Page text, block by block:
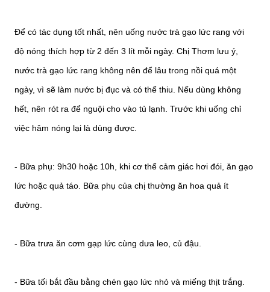
Để có tác dụng tốt nhất, nên uống nước trà gạo lức rang với
độ nóng thích hợp từ 2 đến 3 lít mỗi ngày. Chị Thơm lưu ý,
nước trà gạo lức rang không nên để lâu trong nồi quá một
ngày, vì sẽ làm nước bị đục và có thể thiu. Nếu dùng không
hết, nên rót ra để nguội cho vào tủ lạnh. Trước khi uống chỉ
việc hâm nóng lại là dùng được.
- Bữa phụ: 9h30 hoặc 10h, khi cơ thể cảm giác hơi đói, ăn gạo
lức hoặc quả táo. Bữa phụ của chị thường ăn hoa quả ít
đường.
- Bữa trưa ăn cơm gạp lức cùng dưa leo, củ đậu.
- Bữa tối bắt đầu bằng chén gạo lức nhỏ và miếng thịt trắng.